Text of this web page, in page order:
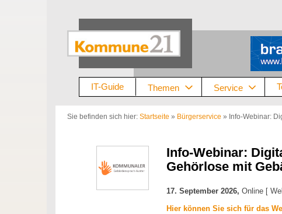
IT-Guide Themen Service
Sie befinden sich hier: Startseite » Bürgerservice » Info-Webinar:
Info-Webinar:
Gehörlose mit
17. September 2026, Online [
Hier können Sie sich für das